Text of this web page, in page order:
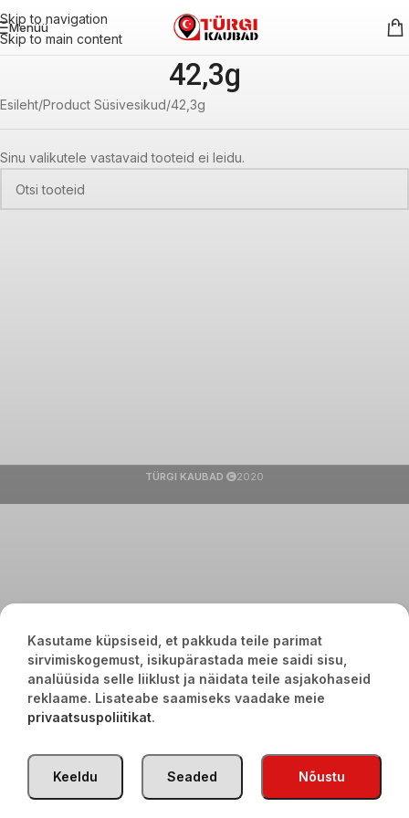
Skip to navigation
Skip to main content
Menüü
42,3g
Esileht Product Süsivesikud 42,3g
Sinu valikutele vastavaid tooteid ei leidu.
TÜRGI KAUBAD 2020
Kasutame küpsiseid, et pakkuda teile parimat
sirvimiskogemust, isikupärastada meie saidi sisu,
analüüsida selle liiklust ja näidata teile asjakohaseid
reklaame. Lisateabe saamiseks vaadake meie
privaatsuspoliitikat.
Nõustu
Seaded
Keeldu